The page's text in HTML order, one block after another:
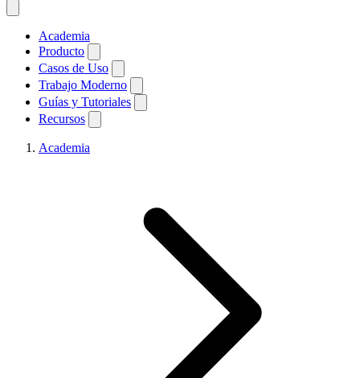
Academia
Producto
Casos de Uso
Trabajo Moderno
Guías y Tutoriales
Recursos
Academia